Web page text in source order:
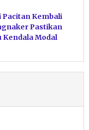
Pacitan Kembali
Pastikan
Kendala Modal